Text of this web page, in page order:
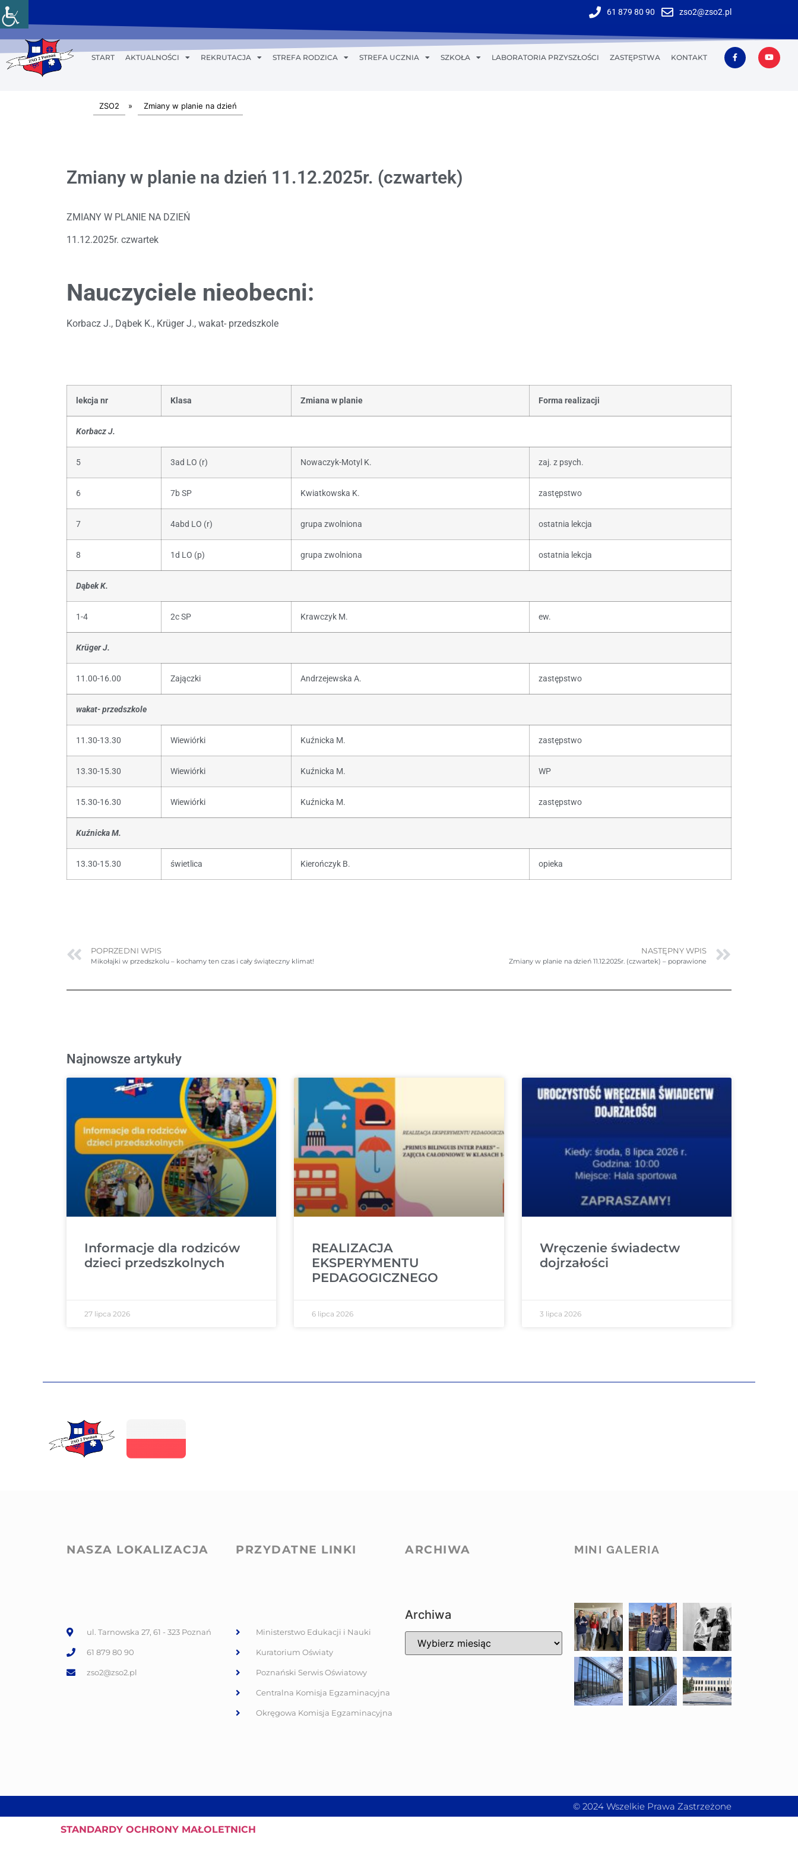
61 879 80 90 zso2@zso2.pl
START AKTUALNOŚCI REKRUTACJA STREFA RODZICA STREFA UCZNIA SZKOŁA LABORATORIA PRZYSZŁOŚCI ZASTĘPSTWA KONTAKT
ZSO2 » Zmiany w planie na dzień
Zmiany w planie na dzień 11.12.2025r. (czwartek)
ZMIANY W PLANIE NA DZIEŃ
11.12.2025r. czwartek
Nauczyciele nieobecni:
Korbacz J., Dąbek K., Krüger J., wakat- przedszkole
lekcja nr Klasa Zmiana w planie Forma realizacji
Korbacz J.
5 3ad LO (r) Nowaczyk-Motyl K. zaj. z psych.
6 7b SP Kwiatkowska K. zastępstwo
7 4abd LO (r) grupa zwolniona ostatnia lekcja
8 1d LO (p) grupa zwolniona ostatnia lekcja
Dąbek K.
1-4 2c SP Krawczyk M. ew.
Krüger J.
11.00-16.00 Zajączki Andrzejewska A. zastępstwo
wakat- przedszkole
11.30-13.30 Wiewiórki Kuźnicka M. zastępstwo
13.30-15.30 Wiewiórki Kuźnicka M. WP
15.30-16.30 Wiewiórki Kuźnicka M. zastępstwo
Kuźnicka M.
13.30-15.30 świetlica Kierończyk B. opieka
POPRZEDNI WPIS
Mikołajki w przedszkolu – kochamy ten czas i cały świąteczny klimat!
NASTĘPNY WPIS
Zmiany w planie na dzień 11.12.2025r. (czwartek) – poprawione
Najnowsze artykuły
Informacje dla rodziców
dzieci przedszkolnych
27 lipca 2026
REALIZACJA
EKSPERYMENTU
PEDAGOGICZNEGO
6 lipca 2026
Wręczenie świadectw
dojrzałości
3 lipca 2026
NASZA LOKALIZACJA
ul. Tarnowska 27, 61 - 323 Poznań
61 879 80 90
zso2@zso2.pl
PRZYDATNE LINKI
Ministerstwo Edukacji i Nauki
Kuratorium Oświaty
Poznański Serwis Oświatowy
Centralna Komisja Egzaminacyjna
Okręgowa Komisja Egzaminacyjna
ARCHIWA
Archiwa
MINI GALERIA
© 2024 Wszelkie Prawa Zastrzeżone
STANDARDY OCHRONY MAŁOLETNICH